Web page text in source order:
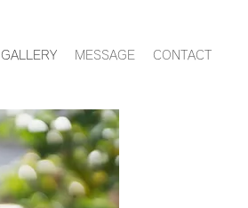
GALLERY MESSAGE CONTACT